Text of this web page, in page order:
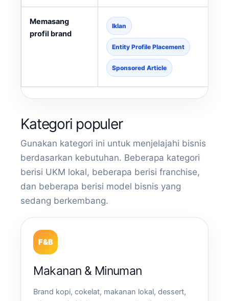
Memasang
profil brand
Iklan
Entity Profile Placement
Sponsored Article
Kategori populer
Gunakan kategori ini untuk menjelajahi bisnis
berdasarkan kebutuhan. Beberapa kategori
berisi UKM lokal, beberapa berisi franchise,
dan beberapa berisi model bisnis yang
sedang berkembang.
F&B
Makanan & Minuman
Brand kopi, cokelat, makanan lokal, dessert,